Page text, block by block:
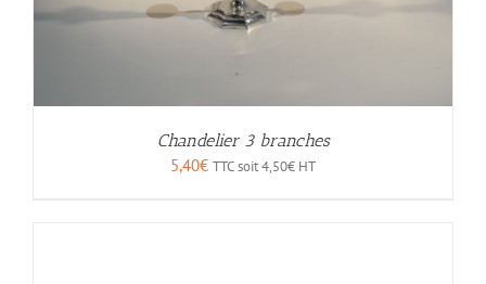
Chandelier 3 branches
5,40€ TTC soit4,50€ HT